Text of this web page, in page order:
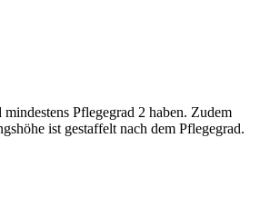
Pflegegrad 2 haben. Zudem
ist gestaffelt nach dem Pflegegrad.